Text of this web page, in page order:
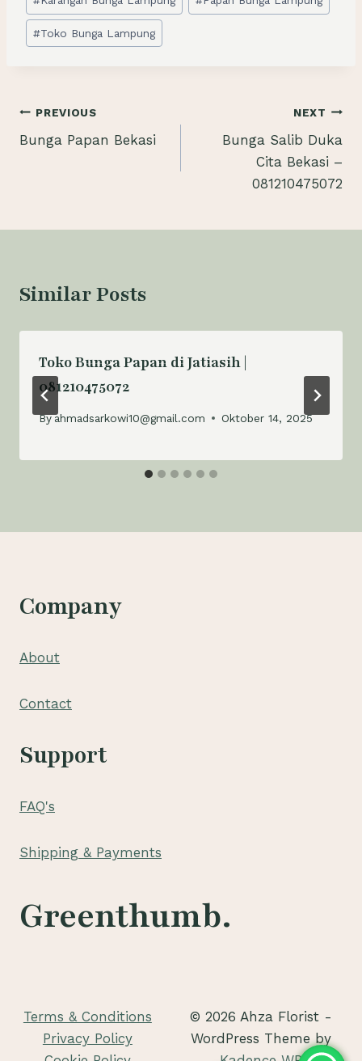
#Toko Bunga Lampung
Navigasi
pos
PREVIOUS
Bunga Papan Bekasi
NEXT
Bunga Salib Duka
Cita Bekasi –
081210475072
Similar Posts
Toko Bunga Papan di Jatiasih |
081210475072
Byahmadsarkowi10@gmail.com Oktober 14, 2025
Company
About
Contact
Support
FAQ's
Shipping & Payments
Greenthumb.
Terms & Conditions
Privacy Policy
© 2026 Ahza Florist -
WordPress Theme by